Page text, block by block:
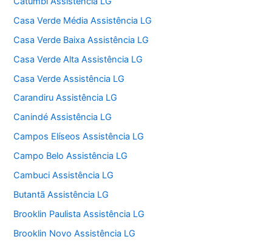
Casa Verde Média Assistência LG
Casa Verde Baixa Assistência LG
Casa Verde Alta Assistência LG
Casa Verde Assistência LG
Carandiru Assistência LG
Canindé Assistência LG
Campos Elíseos Assistência LG
Campo Belo Assistência LG
Cambuci Assistência LG
Butantã Assistência LG
Brooklin Paulista Assistência LG
Brooklin Novo Assistência LG